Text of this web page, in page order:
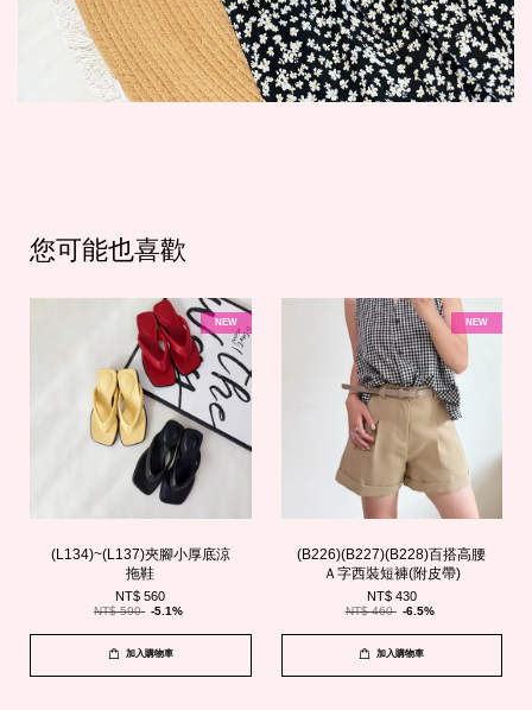
您可能也喜歡
NEW
(L134)~(L137)夾腳小厚底涼
拖鞋
NT$ 560
NT$ 590 -5.1%
加入購物車
NEW
(B226)(B227)(B228)百搭高腰
Ａ字西裝短褲(附皮帶)
NT$ 430
NT$ 460 -6.5%
加入購物車